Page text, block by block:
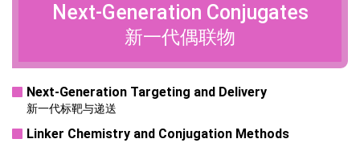
Next-Generation Conjugates
新一代偶联物
Next-Generation Targeting and Delivery
新一代标靶与递送
Linker Chemistry and Conjugation Methods